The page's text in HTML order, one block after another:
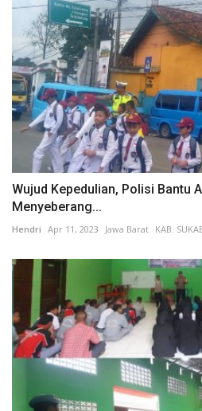
Wujud Kepedulian, Polisi Bantu
Menyeberang...
Hendri Apr 11, 2023 Jawa Barat KAB.